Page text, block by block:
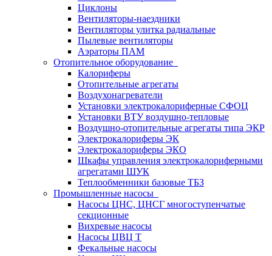
Циклоны
Вентиляторы-наездники
Вентиляторы улитка радиальные
Пылевые вентиляторы
Аэраторы ПАМ
Отопительное оборудование
Калориферы
Отопительные агрегаты
Воздухонагреватели
Установки электрокалориферные СФОЦ
Установки ВТУ воздушно-тепловые
Воздушно-отопительные агрегаты типа ЭКР
Электрокалориферы ЭК
Электрокалориферы ЭКО
Шкафы управления электрокалориферными
агрегатами ШУК
Теплообменники базовые ТБЗ
Промышленные насосы
Насосы ЦНС, ЦНСГ многоступенчатые
секционные
Вихревые насосы
Насосы ЦВЦ Т
Фекальные насосы